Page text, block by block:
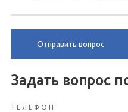
Отправить вопрос
Задать вопрос
ТЕЛЕФОН